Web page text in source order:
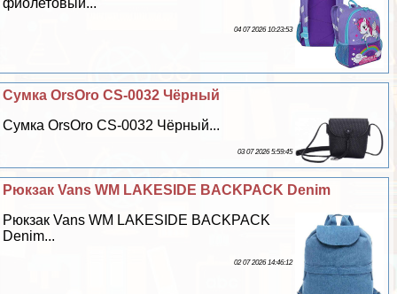
04 07 2026 10:23:53
Сумка OrsOro CS-0032 Чёрный
Сумка OrsOro CS-0032 Чёрный...
03 07 2026 5:59:45
Рюкзак Vans WM LAKESIDE BACKPACK Denim
Рюкзак Vans WM LAKESIDE BACKPACK
Denim...
02 07 2026 14:46:12